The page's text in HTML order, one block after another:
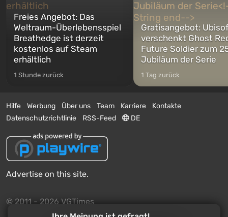
Freies Angebot: Das
Weltraum-Überlebensspiel
Breathedge ist derzeit
kostenlos auf Steam
erhältlich
1 Stunde zurück
Gratisangebot:
verschenkt Ghost
Future Soldier zum
Jubiläum der Serie
1 Tag zurück
Hilfe Werbung Über uns Team Karriere
Kontakte
Datenschutzrichtlinie
RSS-Feed DE
Advertise on this site.
© 2011 - 2026 VGTimes